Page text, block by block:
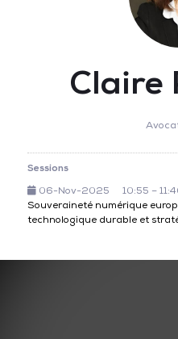
Claire
Sessions
06-Nov-2025
10:55 –
Souveraineté numérique
technologique durable et